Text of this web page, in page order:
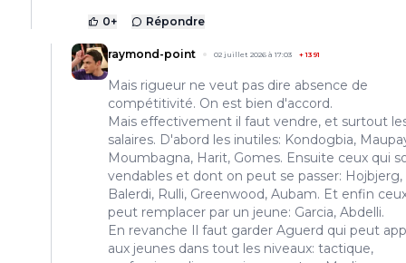
0+ Répondre
raymond-point 02 juillet 2026 à 17:03 +1391
Mais rigueur ne veut pas dire absence de
compétitivité. On est bien d'accord.
Mais effectivement il faut vendre, et surtout
salaires. D'abord les inutiles: Kondogbia,
Moumbagna, Harit, Gomes. Ensuite ceux qui
vendables et dont on peut se passer: Hojbjerg,
Balerdi, Rulli, Greenwood, Aubam. Et enfin
peut remplacer par un jeune: Garcia, Abdelli.
En revanche Il faut garder Aguerd qui peut
aux jeunes dans tout les niveaux: tactique,